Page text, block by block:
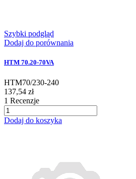
Szybki podgląd
Dodaj do porównania
HTM 70.20-70VA
HTM70/230-240
137,54 zł
1 Recenzje
Dodaj do koszyka